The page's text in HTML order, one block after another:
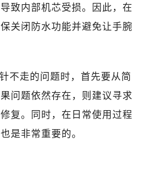
致内部机芯受损。因此，在
关闭防水功能并避免让手腕
不走的问题时，首先要从简
问题依然存在，则建议寻求
复。同时，在日常使用过程
是非常重要的。